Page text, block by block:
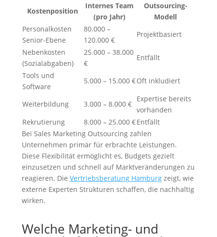
Kostenposition
Internes Team
(pro Jahr)
Outsourcing-
Modell
Personalkosten
Senior-Ebene
80.000 –
120.000 €
Projektbasiert
Nebenkosten
(Sozialabgaben)
25.000 – 38.000
€
Entfällt
Tools und
Software
5.000 – 15.000 €Oft inkludiert
Weiterbildung 3.000 – 8.000 €
Expertise bereits
vorhanden
Rekrutierung
8.000 – 25.000 €Entfällt
Bei Sales Marketing Outsourcing zahlen
Unternehmen primär für erbrachte Leistungen.
Diese Flexibilität ermöglicht es, Budgets gezielt
einzusetzen und schnell auf Marktveränderungen zu
reagieren. Die Vertriebsberatung Hamburgzeigt, wie
externe Experten Strukturen schaffen, die nachhaltig
wirken.
Welche Marketing- und